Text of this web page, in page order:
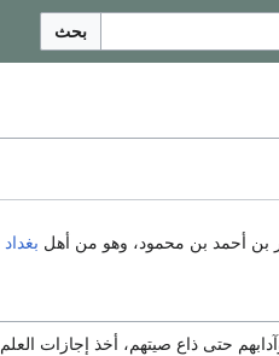
بحث
بن أحمد بن محمود، وهو من أهل بغداد
حتى ذاع صيتهم، أخذ إجازات العلم